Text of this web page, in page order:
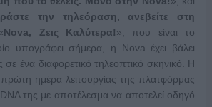
την τηλεόραση, ανεβείτε στη
Nova, Ζεις Καλύτερα!», που είναι το
υπογράφει σήμερα, η Nova έχει βάλει
ένα διαφορετικό τηλεοπτικό σκηνικό. Η
ημέρα λειτουργίας της πλατφόρμας
της με αποτέλεσμα να αποτελεί οδηγό